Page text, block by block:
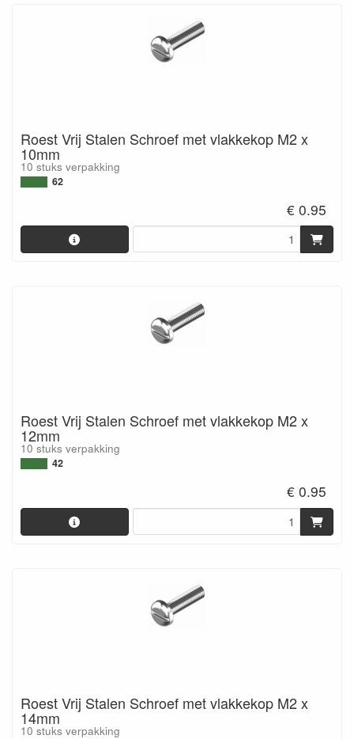
Roest Vrij Stalen Schroef met vlakkekop M2 x
10mm
10 stuks verpakking
62
€ 0.95
Roest Vrij Stalen Schroef met vlakkekop M2 x
12mm
10 stuks verpakking
42
€ 0.95
Roest Vrij Stalen Schroef met vlakkekop M2 x
14mm
10 stuks verpakking